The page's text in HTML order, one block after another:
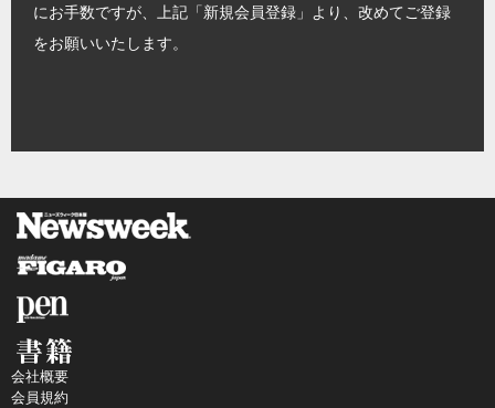
にお手数ですが、上記「新規会員登録」より、改めてご登録
をお願いいたします。
会社概要
会員規約